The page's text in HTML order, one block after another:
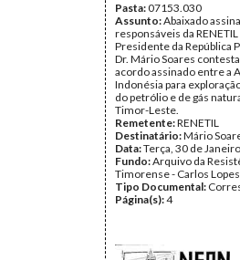
Pasta:07153.030
Assunto:Abaixado
responsáveis da
Presidente da República
Dr. Mário Soares
acordo assinado entre a
Indonésia para
do petrólio e de gás
Timor-Leste.
Remetente:RENETIL
Destinatário:Mário
Data:Terça, 30 de
Fundo:Arquivo da
Timorense - Carlos Lopes
Tipo Documental:
Página(s):4